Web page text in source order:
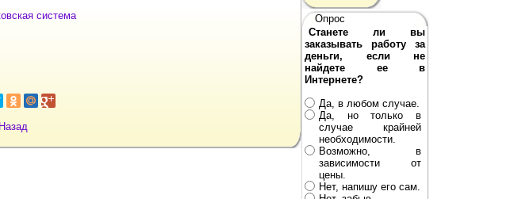
система
Назад
Опрос
Станете ли вы
заказывать работу за
деньги, если не
найдете ее в
Интернете?
Да, в любом случае.
Да, но только в
случае крайней
необходимости.
Возможно, в
зависимости от
цены.
Нет, напишу его сам.